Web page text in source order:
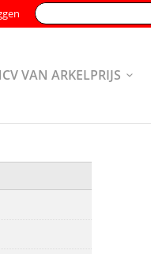
Zoeken:
VAN ARKELPRIJS